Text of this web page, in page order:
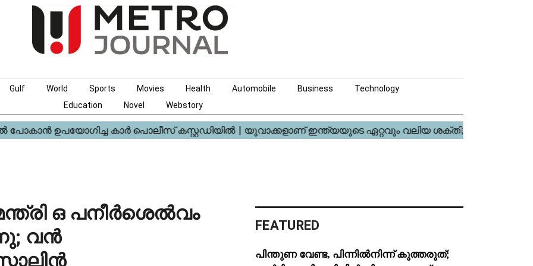
Gulf World Sports Movies Health Automobile Business
Technology
Education
Novel Webstory
ഒ പനീർശെൽവം
വൻ
FEATURED
പിന്തുണ വേണ്ട, പിന്നിൽനിന്ന് കുത്തരുത്;